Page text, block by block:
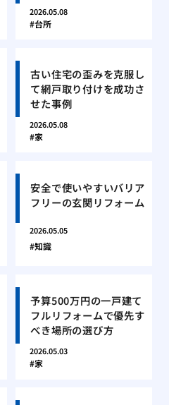
2026.05.08
台所
古い住宅の歪みを克服し
て網戸取り付けを成功さ
せた事例
2026.05.08
家
安全で使いやすいバリア
フリーの玄関リフォーム
2026.05.05
知識
予算500万円の一戸建て
フルリフォームで優先す
べき場所の選び方
2026.05.03
家